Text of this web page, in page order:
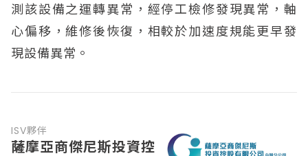
測該設備之運轉異常，經停工檢修發現異常，軸
心偏移，維修後恢復，相較於加速度規能更早發
現設備異常。
ISV夥伴
薩摩亞商傑尼斯投資控